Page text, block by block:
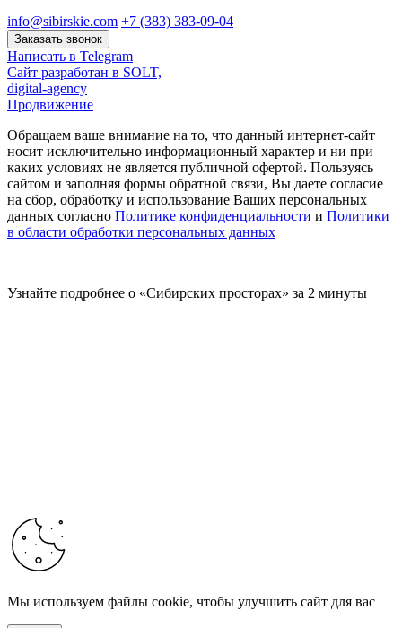
info@sibirskie.com +7 (383) 383-09-04
Заказать звонок
Написать в Telegram
Сайт разработан в SOLT,
digital-agency
Продвижение
Обращаем ваше внимание на то, что данный интернет-сайт
носит исключительно информационный характер и ни при
каких условиях не является публичной офертой. Пользуясь
сайтом и заполняя формы обратной связи, Вы даете согласие
на сбор, обработку и использование Ваших персональных
данных согласно Политике конфиденциальности и Политики
в области обработки персональных данных
Узнайте подробнее о «Сибирских просторах» за 2 минуты
Мы используем файлы cookie, чтобы улучшить сайт для вас